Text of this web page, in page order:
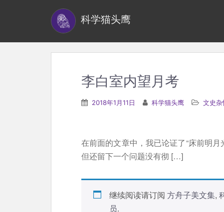
科学猫头鹰
李白室内望月考
2018年1月11日 科学猫头鹰 文史杂
在前面的文章中，我已论证了“床前明月
但还留下一个问题没有彻 […]
继续阅读请订阅 方舟子美文集,
员.